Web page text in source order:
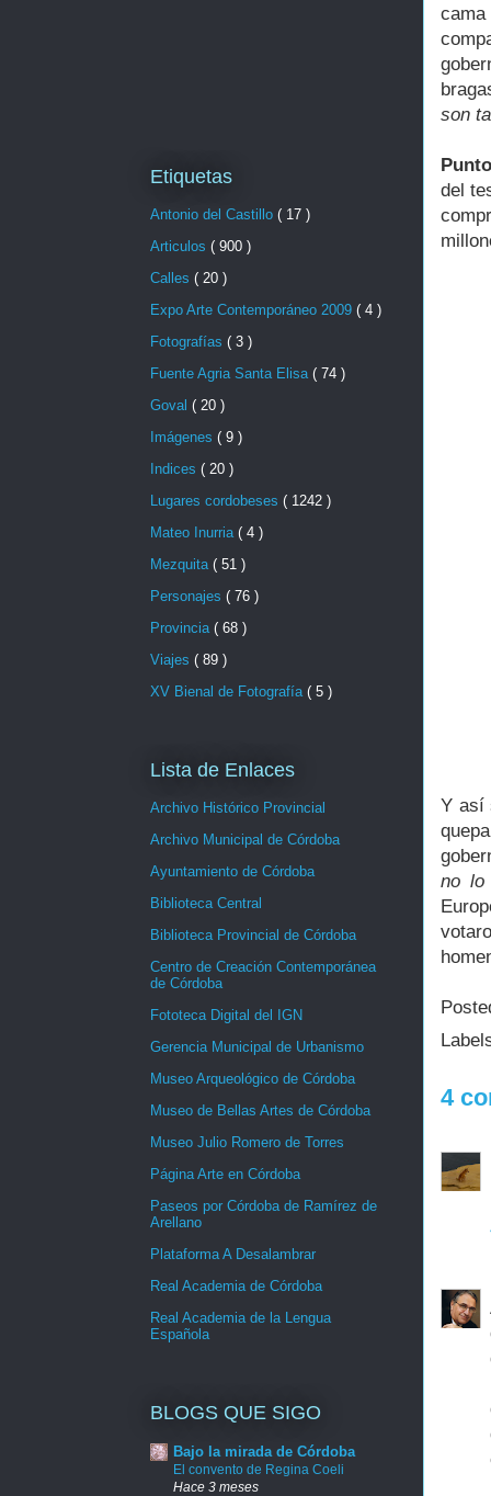
son
del
Y así
no lo
4
Etiquetas
Antonio del Castillo ( 17 )
Articulos ( 900 )
Calles ( 20 )
Expo Arte Contemporáneo 2009 ( 4 )
Fotografías ( 3 )
Fuente Agria Santa Elisa ( 74 )
Goval ( 20 )
Imágenes ( 9 )
Indices ( 20 )
Lugares cordobeses ( 1242 )
Mateo Inurria ( 4 )
Mezquita ( 51 )
Personajes ( 76 )
Provincia ( 68 )
Viajes ( 89 )
XV Bienal de Fotografía ( 5 )
Lista de Enlaces
Archivo Histórico Provincial
Archivo Municipal de Córdoba
Ayuntamiento de Córdoba
Biblioteca Central
Biblioteca Provincial de Córdoba
Centro de Creación Contemporánea
de Córdoba
Fototeca Digital del IGN
Gerencia Municipal de Urbanismo
Museo Arqueológico de Córdoba
Museo de Bellas Artes de Córdoba
Museo Julio Romero de Torres
Página Arte en Córdoba
Paseos por Córdoba de Ramírez de
Arellano
Plataforma A Desalambrar
Real Academia de Córdoba
Real Academia de la Lengua
Española
BLOGS QUE SIGO
Bajo la mirada de Córdoba
El convento de Regina Coeli
Hace 3 meses